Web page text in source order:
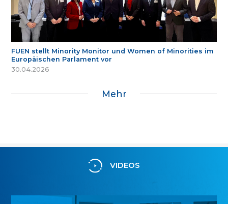
FUEN stellt Minority Monitor und Women of Minorities im
Europäischen Parlament vor
30.04.2026
Mehr
VIDEOS